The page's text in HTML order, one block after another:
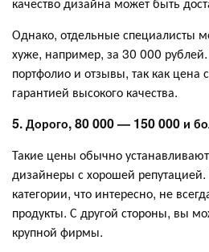
Однако, отдельные специалисты
хуже, например, за 30 000
портфолио и отзывы, так как цена
гарантией высокого качества.
5. Дорого, 80 000 — 150 000 и
Такие цены обычно
дизайнеры с хорошей
категории, что интересно, не
продукты. С другой стороны, вы
крупной фирмы.